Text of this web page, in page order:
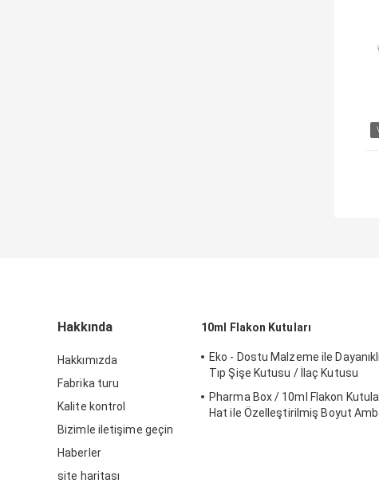
Hakkında
Hakkımızda
Fabrika turu
Kalite kontrol
Bizimle iletişime geçin
Haberler
site haritası
10ml Flakon Kutuları
Eko - Dostu Malzeme ile
Tıp Şişe Kutusu / İlaç Kutusu
Pharma Box / 10ml Flakon
Hat ile Özelleştirilmiş Boyut